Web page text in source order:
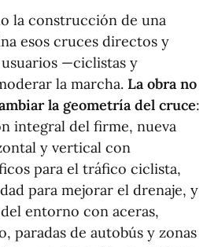
la construcción de una
esos cruces directos y
—ciclistas y
la marcha. La obra no
la geometría del cruce:
integral del firme, nueva
y vertical con
para el tráfico ciclista,
para mejorar el drenaje, y
entorno con aceras,
paradas de autobús y zonas